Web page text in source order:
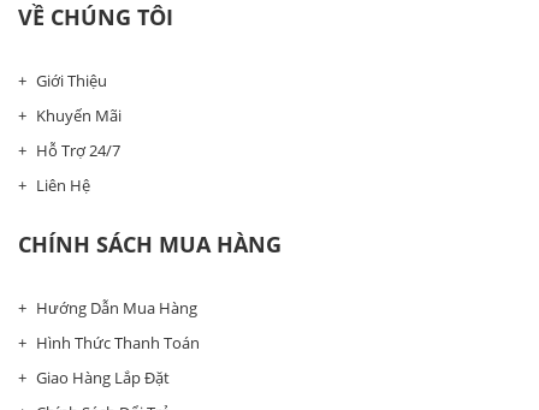
VỀ CHÚNG TÔI
Giới Thiệu
Khuyến Mãi
Hỗ Trợ 24/7
Liên Hệ
CHÍNH SÁCH MUA HÀNG
Hướng Dẫn Mua Hàng
Hình Thức Thanh Toán
Giao Hàng Lắp Đặt